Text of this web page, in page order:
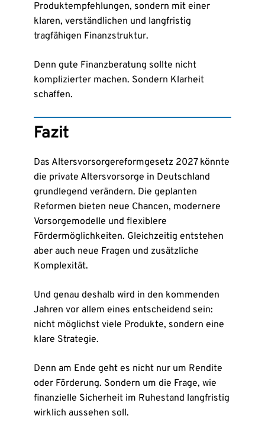
Produktempfehlungen, sondern mit einer
klaren, verständlichen und langfristig
tragfähigen Finanzstruktur.
Denn gute Finanzberatung sollte nicht
komplizierter machen. Sondern Klarheit
schaffen.
Fazit
Das Altersvorsorgereformgesetz 2027 könnte
die private Altersvorsorge in Deutschland
grundlegend verändern. Die geplanten
Reformen bieten neue Chancen, modernere
Vorsorgemodelle und flexiblere
Fördermöglichkeiten. Gleichzeitig entstehen
aber auch neue Fragen und zusätzliche
Komplexität.
Und genau deshalb wird in den kommenden
Jahren vor allem eines entscheidend sein:
nicht möglichst viele Produkte, sondern eine
klare Strategie.
Denn am Ende geht es nicht nur um Rendite
oder Förderung. Sondern um die Frage, wie
finanzielle Sicherheit im Ruhestand langfristig
wirklich aussehen soll.